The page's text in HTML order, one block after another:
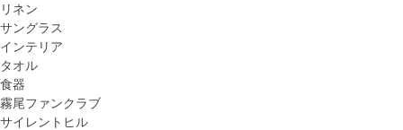
リネン
サングラス
インテリア
タオル
食器
霧尾ファンクラブ
サイレントヒル